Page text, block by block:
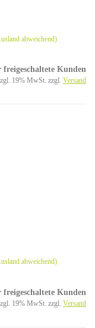
abweichend)
Kunden
19% MwSt. zzgl. Versand
abweichend)
Kunden
19% MwSt. zzgl. Versand